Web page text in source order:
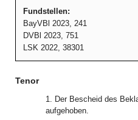
Fundstellen:
BayVBl 2023, 241
DVBl 2023, 751
LSK 2022, 38301
Tenor
1. Der Bescheid des
aufgehoben.